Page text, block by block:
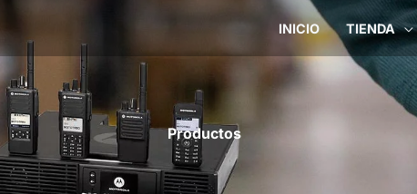
INICIO TIENDA
Productos